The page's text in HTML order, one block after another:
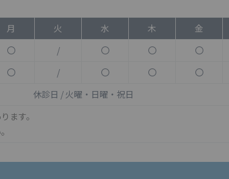
月 火 水 木 金
〇 / 〇 〇 〇
〇 / 〇 〇 〇
休診日 / 火曜・日曜・祝日
ます。